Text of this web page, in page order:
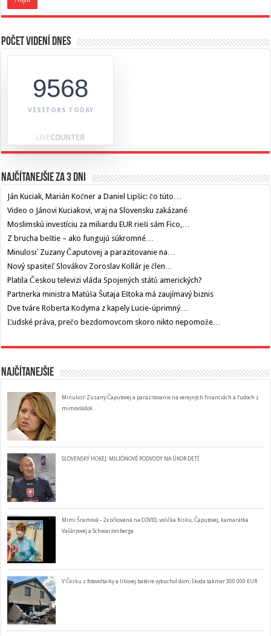
Počet videní dnes
9568
VISITORS TODAY
Najčítanejšie za 3 dni
Ján Kuciak, Marián Kočner a Daniel Lipšic: čo túto…
Video o Jánovi Kuciakovi, vraj na Slovensku zakázané
Moslimskú investíciu za miliardu EUR rieši sám Fico,…
Z brucha beštie – ako fungujú súkromné…
Minulosť Zuzany Čaputovej a parazitovanie na…
Nový spasiteľ Slovákov Zoroslav Kollár je člen…
Platila Českou televizi vláda Spojených států amerických?
Partnerka ministra Matúša Šutaja Eštoka má zaujímavý biznis
Dve tváre Roberta Kodyma z kapely Lucie-úprimný…
Ľudské práva, prečo bezdomovcom skoro nikto nepomože…
Najčítanejšie
Minulosť Zuzany Čaputovej a parazitovanie na verejných financiách a ľudoch z
mimovládok
SLOVENSKÝ HOKEJ: MILIÓNOVÉ PODVODY NA ÚKOR DETÍ
Mimi Šramová – 2x očkovaná na COVID, volička Kisku, Čaputovej, kamarátka
Vašáryovej a Schwarzenberga
V Česku z fotovoltaiky a lítiovej batérie vybuchol dom, škoda takmer 300 000 EUR